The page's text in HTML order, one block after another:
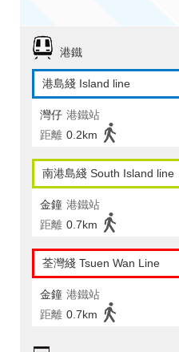
港鐵
港島綫 Island line
灣仔 港鐵站
距離 0.2km
南港島綫 South Island line
金鐘 港鐵站
距離 0.7km
荃灣綫 Tsuen Wan Line
金鐘 港鐵站
距離 0.7km